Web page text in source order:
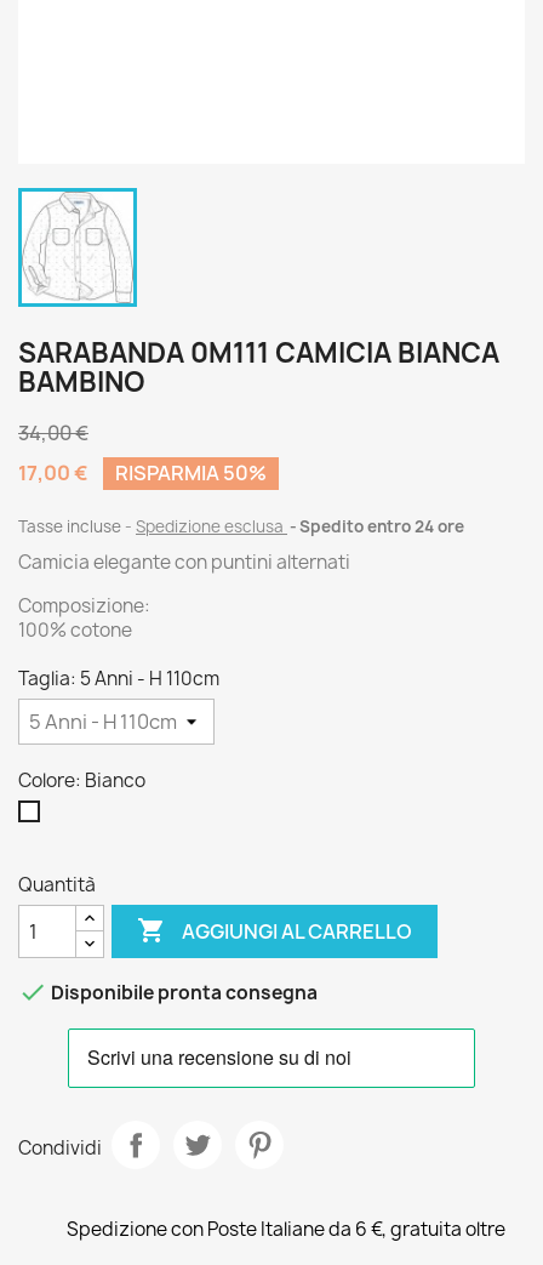
SARABANDA 0M111 CAMICIA BIANCA
BAMBINO
34,00 €
17,00 €
RISPARMIA 50%
Tasse incluse Spedizione esclusa Spedito entro 24 ore
Camicia elegante con puntini alternati
Composizione:
100% cotone
Taglia: 5 Anni - H 110cm
Colore: Bianco
Quantità
 AGGIUNGI AL CARRELLO
 Disponibile pronta consegna
Condividi
Spedizione con Poste Italiane da 6 €, gratuita oltre